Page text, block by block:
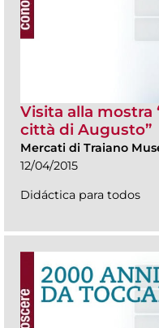
Visita alla mostra
città di Augusto”
Mercati di Traiano
12/04/2015
Didáctica para todos